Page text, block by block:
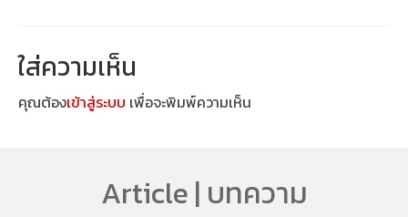
ใส่ความเห็น
คุณต้องเข้าสู่ระบบ เพื่อจะพิมพ์ความเห็น
Article | บทความ